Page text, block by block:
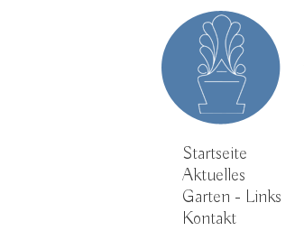
Startseite
Aktuelles
Garten - Links
Kontakt